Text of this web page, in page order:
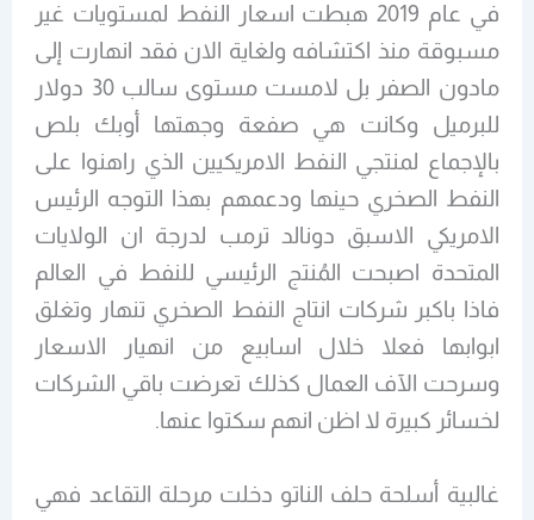
في عام 2019 هبطت اسعار النفط لمستويات غير
مسبوقة منذ اكتشافه ولغاية الان فقد انهارت إلى
مادون الصفر بل لامست مستوى سالب 30 دولار
للبرميل وكانت هي صفعة وجهتها أوبك بلص
بالإجماع لمنتجي النفط الامريكيين الذي راهنوا على
النفط الصخري حينها ودعمهم بهذا التوجه الرئيس
الامريكي الاسبق دونالد ترمب لدرجة ان الولايات
المتحدة اصبحت المُنتج الرئيسي للنفط في العالم
فاذا باكبر شركات انتاج النفط الصخري تنهار وتغلق
ابوابها فعلا خلال اسابيع من انهيار الاسعار
وسرحت الآف العمال كذلك تعرضت باقي الشركات
لخسائر كبيرة لا اظن انهم سكتوا عنها.
غالبية أسلحة حلف الناتو دخلت مرحلة التقاعد فهي